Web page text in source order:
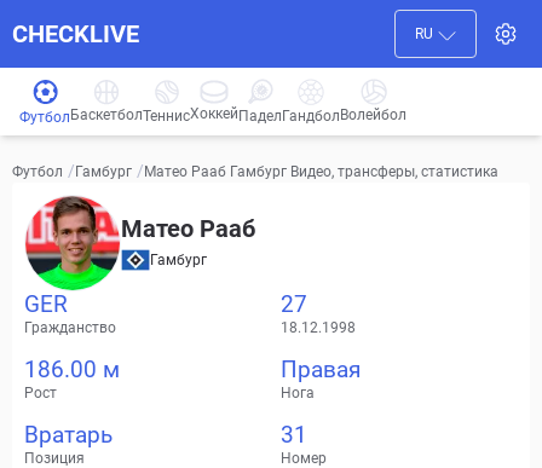
CHECKLIVE RU
Футбол БаскетболТеннисХоккей ПаделГандбол Волейбол
Футбол / Гамбург /Матео Рааб Гамбург Видео, трансферы, статистика
Матео Рааб
Гамбург
GER
Гражданство
27
18.12.1998
186.00 м
Рост
Правая
Нога
Вратарь
Позиция
31
Номер